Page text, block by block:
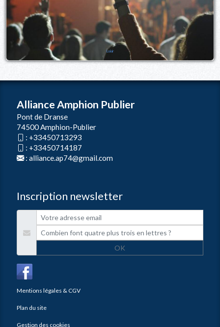
Loisir
Alliance Amphion Publier
Pont de Dranse
74500 Amphion-Publier
: +33450713293
: +33450714187
: alliance.ap74@gmail.com
Inscription newsletter
OK
Mentions légales & CGV
Plan du site
Gestion des cookies